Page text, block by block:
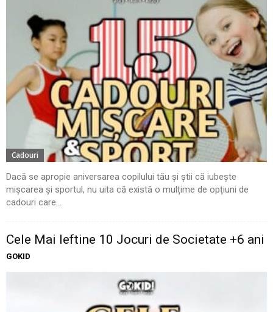
Cadouri
Dacă se apropie aniversarea copilului tău și știi că iubește
mișcarea și sportul, nu uita că există o mulțime de opțiuni de
cadouri care...
Cele Mai Ieftine 10 Jocuri de Societate +6 ani
GOKID